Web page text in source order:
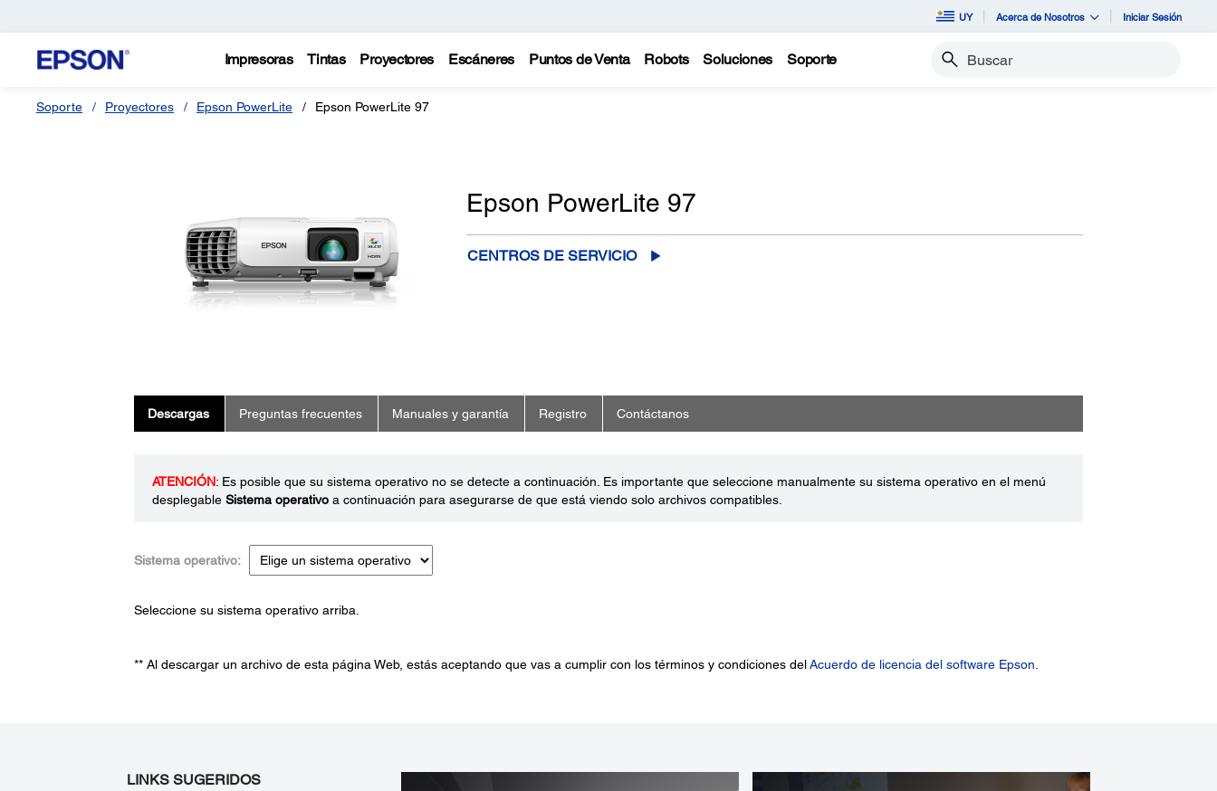
UY Acerca de Nosotros Iniciar Sesión
Impresoras Tintas Proyectores Escáneres Puntos de Venta Robots Soluciones Soporte Buscar
Soporte Proyectores Epson PowerLite Epson PowerLite 97
Epson PowerLite 97
CENTROS DE SERVICIO
Descargas Preguntas frecuentes Manuales y garantía Registro Contáctanos
ATENCIÓN: Es posible que su sistema operativo no se detecte a continuación. Es importante que seleccione manualmente su sistema operativo en el menú
desplegable Sistema operativoa continuación para asegurarse de que está viendo solo archivos compatibles.
Sistema operativo:
Seleccione su sistema operativo arriba.
** Al descargar un archivo de esta página Web, estás aceptando que vas a cumplir con los términos y condiciones delAcuerdo de licencia del software Epson.
LINKS SUGERIDOS